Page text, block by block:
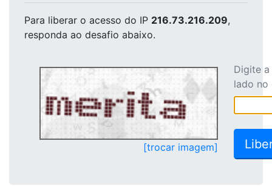
Para liberar o acesso do IP 216.73.216.209,
responda ao desafio abaixo.
[trocar imagem]
Digite
lado no